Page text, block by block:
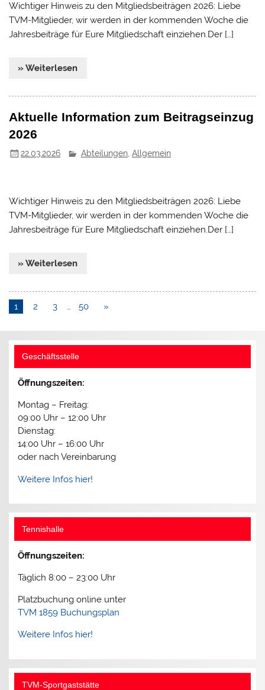
Wichtiger Hinweis zu den Mitgliedsbeiträgen 2026: Liebe
TVM-Mitglieder, wir werden in der kommenden Woche die
Jahresbeiträge für Eure Mitgliedschaft einziehen.Der […]
» Weiterlesen
Aktuelle Information zum Beitragseinzug
2026
22.03.2026 Abteilungen ,Allgemein
Wichtiger Hinweis zu den Mitgliedsbeiträgen 2026: Liebe
TVM-Mitglieder, wir werden in der kommenden Woche die
Jahresbeiträge für Eure Mitgliedschaft einziehen.Der […]
» Weiterlesen
1 2 3 … 50 »
Geschäftsstelle
Öffnungszeiten:
Montag – Freitag:
09:00 Uhr – 12:00 Uhr
Dienstag:
14:00 Uhr – 16:00 Uhr
oder nach Vereinbarung
Weitere Infos hier!
Tennishalle
Öffnungszeiten:
Täglich 8:00 – 23:00 Uhr
Platzbuchung online unter
TVM 1859 Buchungsplan
Weitere Infos hier!
TVM-Sportgaststätte